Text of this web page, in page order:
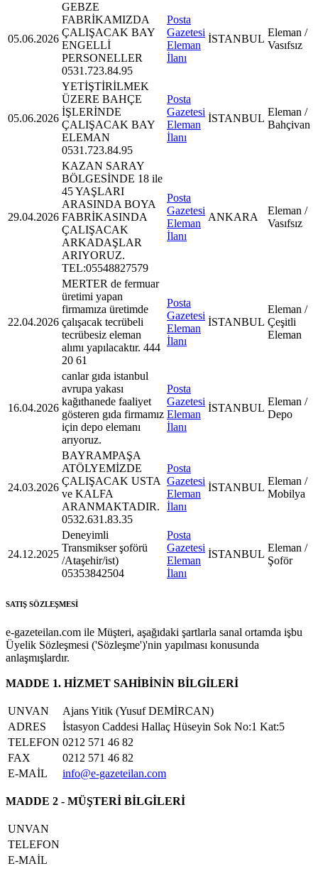
05.06.2026
GEBZE
FABRİKAMIZDA
ÇALIŞACAK BAY
ENGELLİ
PERSONELLER
0531.723.84.95
Posta
Gazetesi
Eleman
İlanı
İSTANBUL
Eleman /
Vasıfsız
05.06.2026
YETİŞTİRİLMEK
ÜZERE BAHÇE
İŞLERİNDE
ÇALIŞACAK BAY
ELEMAN
0531.723.84.95
Posta
Gazetesi
Eleman
İlanı
İSTANBUL
Eleman /
Bahçivan
29.04.2026
KAZAN SARAY
BÖLGESİNDE 18 ile
45 YAŞLARI
ARASINDA BOYA
FABRİKASINDA
ÇALIŞACAK
ARKADAŞLAR
ARIYORUZ.
TEL:05548827579
Posta
Gazetesi
Eleman
İlanı
ANKARA
Eleman /
Vasıfsız
22.04.2026
MERTER de fermuar
üretimi yapan
firmamıza üretimde
çalışacak tecrübeli
tecrübesiz eleman
alımı yapılacaktır. 444
20 61
Posta
Gazetesi
Eleman
İlanı
İSTANBUL
Eleman /
Çeşitli
Eleman
16.04.2026
canlar gıda istanbul
avrupa yakası
kağıthanede faaliyet
gösteren gıda firmamız
için depo elemanı
arıyoruz.
Posta
Gazetesi
Eleman
İlanı
İSTANBUL
Eleman /
Depo
24.03.2026
BAYRAMPAŞA
ATÖLYEMİZDE
ÇALIŞACAK USTA
ve KALFA
ARANMAKTADIR.
0532.631.83.35
Posta
Gazetesi
Eleman
İlanı
İSTANBUL
Eleman /
Mobilya
24.12.2025
Deneyimli
Transmikser şoförü
/Ataşehir/ist)
05353842504
Posta
Gazetesi
Eleman
İlanı
İSTANBUL
Eleman /
Şoför
SATIŞ SÖZLEŞMESİ
e-gazeteilan.com ile Müşteri, aşağıdaki şartlarla sanal ortamda işbu
Üyelik Sözleşmesi ('Sözleşme')'nin yapılması konusunda
anlaşmışlardır.
MADDE 1. HİZMET SAHİBİNİN BİLGİLERİ
UNVAN
Ajans Yitik (Yusuf DEMİRCAN)
ADRES
İstasyon Caddesi Hallaç Hüseyin Sok No:1 Kat:5
TELEFON 0212 571 46 82
FAX
0212 571 46 82
E-MAİL
info@e-gazeteilan.com
MADDE 2 - MÜŞTERİ BİLGİLERİ
UNVAN
TELEFON
E-MAİL